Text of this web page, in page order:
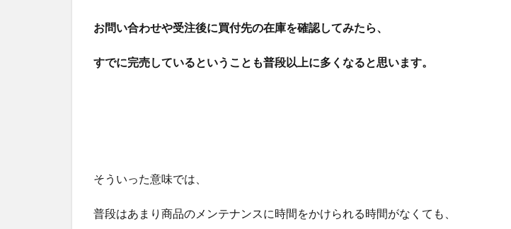
お問い合わせや受注後に買付先の在庫を確認してみたら、
すでに完売しているということも普段以上に多くなると思います。
そういった意味では、
普段はあまり商品のメンテナンスに時間をかけられる時間がなくても、